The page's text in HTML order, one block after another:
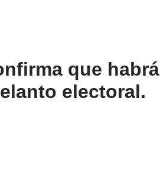
que habrá
electoral.